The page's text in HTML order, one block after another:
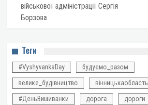
військової адміністрації Сергія
Борзова
Теги
#VyshyvankaDay будуємо_разом
велике_будівництво вінницькаобласть
#ДеньВишиванки дорога дороги